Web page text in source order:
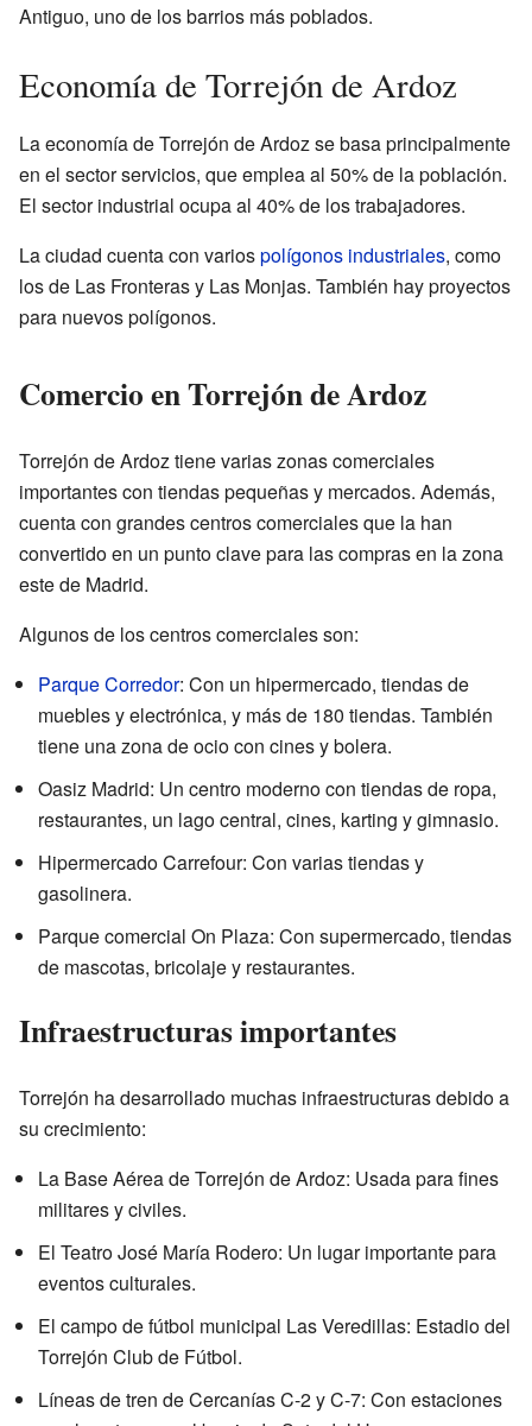
Antiguo, uno de los barrios más poblados.
Economía de Torrejón de Ardoz
La economía de Torrejón de Ardoz se basa principalmente
en el sector servicios, que emplea al 50% de la población.
El sector industrial ocupa al 40% de los trabajadores.
La ciudad cuenta con variospolígonos industriales, como
los de Las Fronteras y Las Monjas. También hay proyectos
para nuevos polígonos.
Comercio en Torrejón de Ardoz
Torrejón de Ardoz tiene varias zonas comerciales
importantes con tiendas pequeñas y mercados. Además,
cuenta con grandes centros comerciales que la han
convertido en un punto clave para las compras en la zona
este de Madrid.
Algunos de los centros comerciales son:
Parque Corredor: Con un hipermercado, tiendas de
muebles y electrónica, y más de 180 tiendas. También
tiene una zona de ocio con cines y bolera.
Oasiz Madrid: Un centro moderno con tiendas de ropa,
restaurantes, un lago central, cines, karting y gimnasio.
Hipermercado Carrefour: Con varias tiendas y
gasolinera.
Parque comercial On Plaza: Con supermercado, tiendas
de mascotas, bricolaje y restaurantes.
Infraestructuras importantes
Torrejón ha desarrollado muchas infraestructuras debido a
su crecimiento:
La Base Aérea de Torrejón de Ardoz: Usada para fines
militares y civiles.
El Teatro José María Rodero: Un lugar importante para
eventos culturales.
El campo de fútbol municipal Las Veredillas: Estadio del
Torrejón Club de Fútbol.
Líneas de tren de Cercanías C-2 y C-7: Con estaciones